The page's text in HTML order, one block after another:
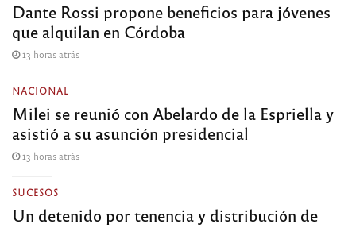
Dante Rossi propone beneficios para jóvenes
que alquilan en Córdoba
13 horas atrás
NACIONAL
Milei se reunió con Abelardo de la Espriella y
asistió a su asunción presidencial
13 horas atrás
SUCESOS
Un detenido por tenencia y distribución de